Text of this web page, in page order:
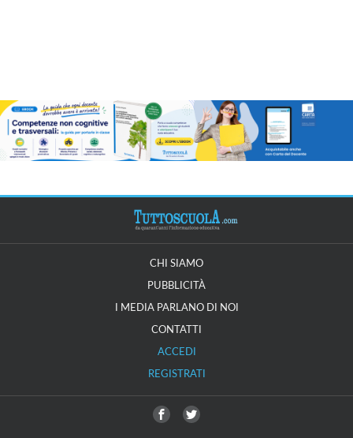
CHI SIAMO
PUBBLICITÀ
I MEDIA PARLANO DI NOI
CONTATTI
ACCEDI
REGISTRATI